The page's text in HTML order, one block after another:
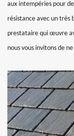
aux intempéries pour
résistance avec un très
prestataire qui œuvre
nous vous invitons de